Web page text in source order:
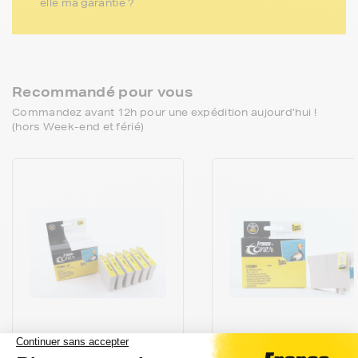
Recommandé pour vous
Commandez avant 12h pour une expédition aujourd’hui !
(hors Week-end et férié)